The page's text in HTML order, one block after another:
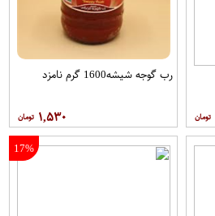
رب گوجه شیشه1600 گرم نامزد
۱,۵۳۰
17%